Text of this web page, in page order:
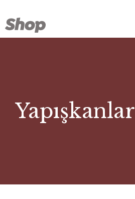
Yapışkanlar